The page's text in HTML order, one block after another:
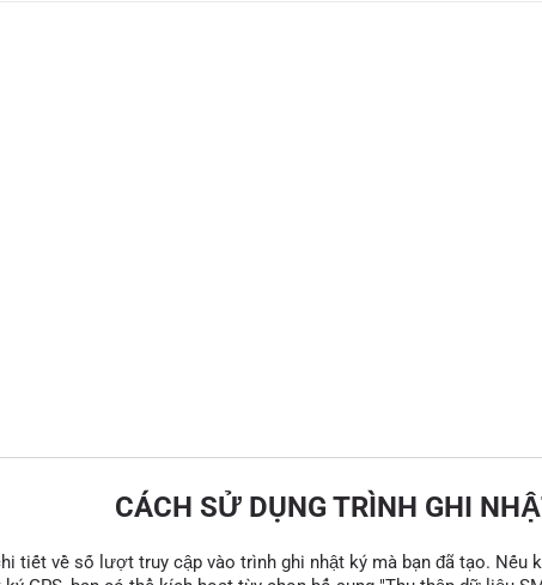
CÁCH SỬ DỤNG TRÌNH GHI
tiết về số lượt truy cập vào trình ghi nhật ký mà bạn đã tạo.